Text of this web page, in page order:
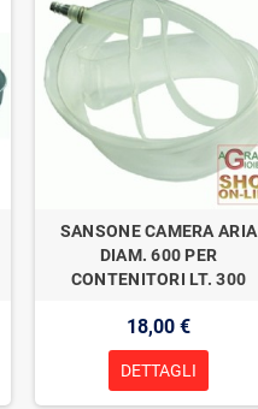
SANSONE CAMERA ARIA
DIAM. 600 PER
CONTENITORI LT. 300
18,00 €
DETTAGLI